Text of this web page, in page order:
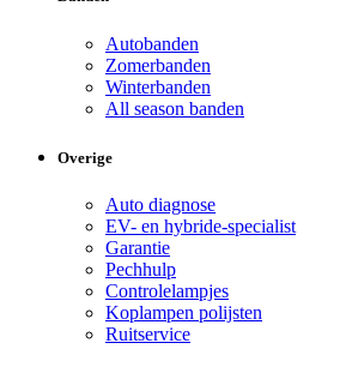
Autobanden
Zomerbanden
Winterbanden
All season banden
Overige
Auto diagnose
EV- en hybride-specialist
Garantie
Pechhulp
Controlelampjes
Koplampen polijsten
Ruitservice